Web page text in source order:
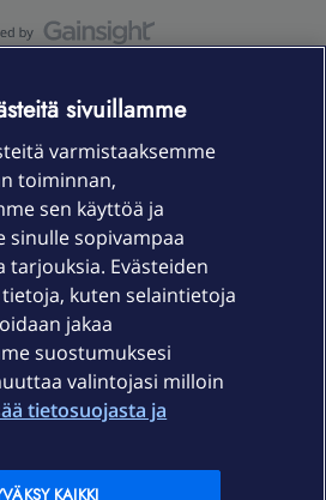
sivuillamme
varmistaaksemme
toiminnan,
sen käyttöä ja
sinulle sopivampaa
tarjouksia. Evästeiden
kuten selaintietoja
jakaa
suostumuksesi
valintojasi milloin
tietosuojasta ja
KAIKKI